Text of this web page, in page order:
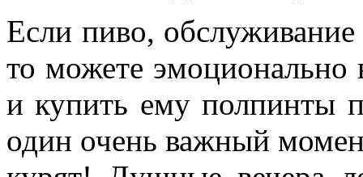
Если пиво,
то можете эмоционально
и купить ему полпинты
один очень важный